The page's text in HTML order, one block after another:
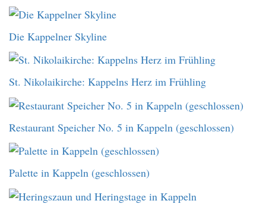
Die Kappelner Skyline
St. Nikolaikirche: Kappelns Herz im Frühling
Restaurant Speicher No. 5 in Kappeln (geschlossen)
Palette in Kappeln (geschlossen)